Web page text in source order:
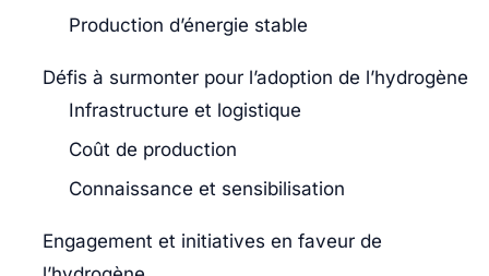
Production d’énergie stable
Défis à surmonter pour l’adoption de l’hydrogène
Infrastructure et logistique
Coût de production
Connaissance et sensibilisation
Engagement et initiatives en faveur de